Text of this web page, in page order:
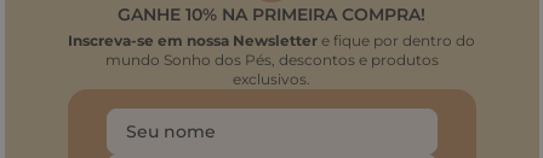
GANHE 10% NA PRIMEIRA COMPRA!
Inscreva-se em nossa Newsletter e fique por dentro do
mundo Sonho dos Pés, descontos e produtos
exclusivos.